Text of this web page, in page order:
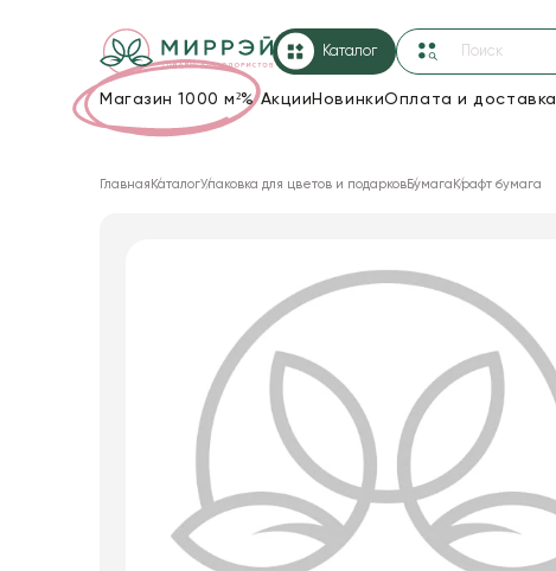
Каталог
Магазин 1000 м²%Акции НовинкиОплата и доставка
Декор для дома
Товары для флористов
Пакеты для цветов и подарков
Искусственные цветы и растения
Главная КаталогУпаковка для цветов и подарковБумага Крафт бумага